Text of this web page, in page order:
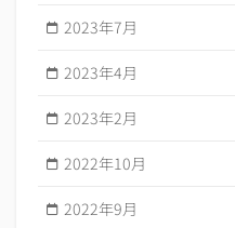
2023年7月
2023年4月
2023年2月
2022年10月
2022年9月